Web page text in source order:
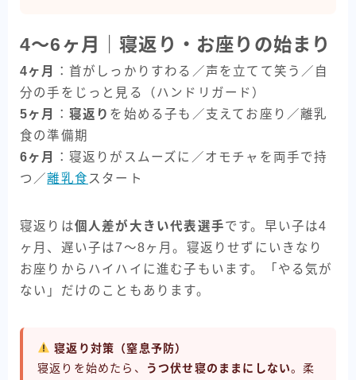
4〜6ヶ月｜寝返り・お座りの始まり
4ヶ月
：首がしっかりすわる／声を立てて笑う／自
分の手をじっと見る（ハンドリガード）
5ヶ月
： 寝返り を始める子も／支えてお座り／離乳
食の準備期
6ヶ月
：寝返りがスムーズに／オモチャを両手で持
つ／離乳食 スタート
寝返りは個人差が大きい代表選手です。早い子は4
ヶ月、遅い子は7〜8ヶ月。寝返りせずにいきなり
お座りからハイハイに進む子もいます。「やる気が
ない」だけのこともあります。
寝返り対策（窒息予防）
寝返りを始めたら、
うつ伏せ寝のままにしない。柔